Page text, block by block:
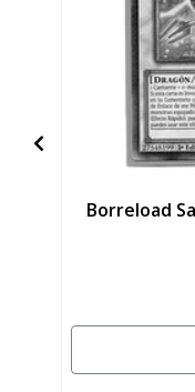
Borreload